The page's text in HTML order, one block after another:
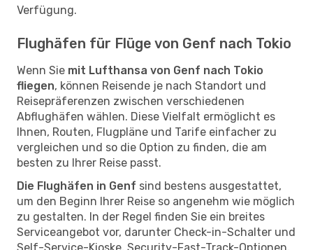
Verfügung.
Flughäfen für Flüge von Genf nach Tokio
Wenn Sie mit Lufthansa von Genf nach Tokio
fliegen, können Reisende je nach Standort und
Reisepräferenzen zwischen verschiedenen
Abflughäfen wählen. Diese Vielfalt ermöglicht es
Ihnen, Routen, Flugpläne und Tarife einfacher zu
vergleichen und so die Option zu finden, die am
besten zu Ihrer Reise passt.
Die Flughäfen in Genf sind bestens ausgestattet,
um den Beginn Ihrer Reise so angenehm wie möglich
zu gestalten. In der Regel finden Sie ein breites
Serviceangebot vor, darunter Check-in-Schalter und